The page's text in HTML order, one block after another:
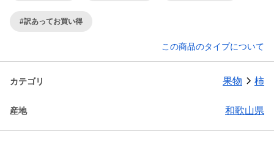
#訳あってお買い得
この商品のタイプについて
カテゴリ 果物 柿
産地 和歌山県